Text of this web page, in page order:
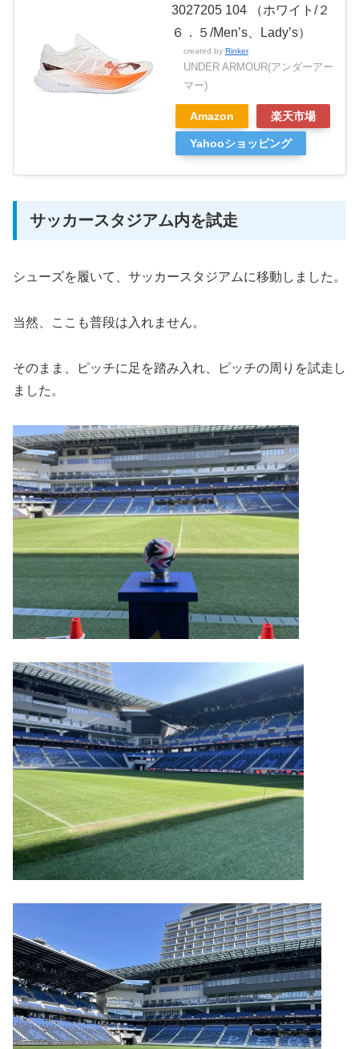
3027205 104 （ホワイト/２
６．５/Men’s、Lady’s）
created by Rinker
UNDER ARMOUR(アンダーアー
マー)
Amazon 楽天市場
Yahooショッピング
サッカースタジアム内を試走
シューズを履いて、サッカースタジアムに移動しました。
当然、ここも普段は入れません。
そのまま、ピッチに足を踏み入れ、ピッチの周りを試走し
ました。